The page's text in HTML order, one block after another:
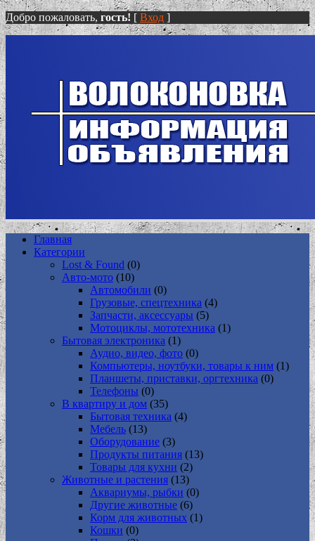
Добро пожаловать, гость! [ Вход ]
Главная
Категории
Lost & Found (0)
Авто-мото (10)
Автомобили (0)
Грузовые, спецтехника (4)
Запчасти, аксессуары (5)
Мотоциклы, мототехника (1)
Бытовая электроника (1)
Аудио, видео, фото (0)
Компьютеры, ноутбуки, товары к ним (1)
Планшеты, приставки, оргтехника (0)
Телефоны (0)
В квартиру и дом (35)
Бытовая техника (4)
Мебель (13)
Оборудование (3)
Продукты питания (13)
Товары для кухни (2)
Животные и растения (13)
Аквариумы, рыбки (0)
Другие животные (6)
Корм для животных (1)
Кошки (0)